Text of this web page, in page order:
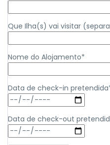
Que Ilha(s) vai visitar
Nome do Alojamento*
Data de check-in
Data de check-out